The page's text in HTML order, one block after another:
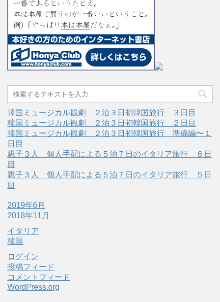
韓国ミュージカル観劇 ２泊３日初韓国旅行 ３日目
韓国ミュージカル観劇 ２泊３日初韓国旅行 ２日目
韓国ミュージカル観劇 ２泊３日初韓国旅行 準備編〜１
日目
親子３人 個人手配による５泊７日のイタリア旅行 ６日
目
親子３人 個人手配による５泊７日のイタリア旅行 ５日
目
2019年6月
2018年11月
イタリア
韓国
ログイン
投稿フィード
コメントフィード
WordPress.org